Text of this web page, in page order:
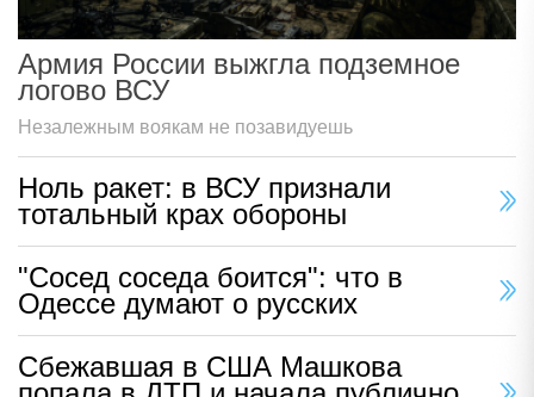
Армия России выжгла подземное
логово ВСУ
Незалежным воякам не позавидуешь
Ноль ракет: в ВСУ признали
тотальный крах обороны
"Сосед соседа боится": что в
Одессе думают о русских
Сбежавшая в США Машкова